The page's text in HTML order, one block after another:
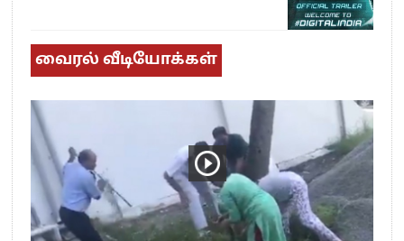
வைரல் வீடியோக்கள்